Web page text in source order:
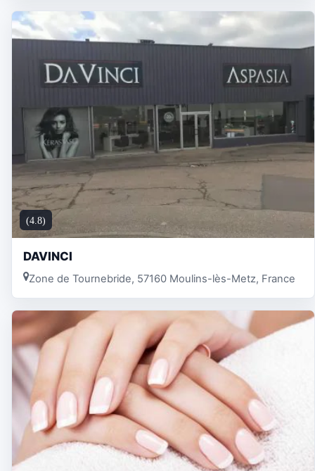
(4.8)
DAVINCI
Zone de Tournebride, 57160 Moulins-lès-Metz, France